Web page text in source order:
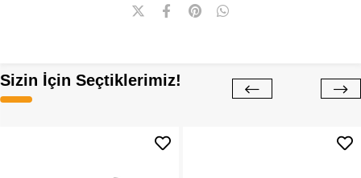
Sizin İçin Seçtiklerimiz!